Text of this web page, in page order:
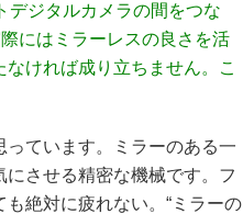
デジタルカメラの間をつな
にはミラーレスの良さを活
ければ成り立ちません。こ
っています。ミラーのある一
させる精密な機械です。フ
絶対に疲れない。“ミラーの